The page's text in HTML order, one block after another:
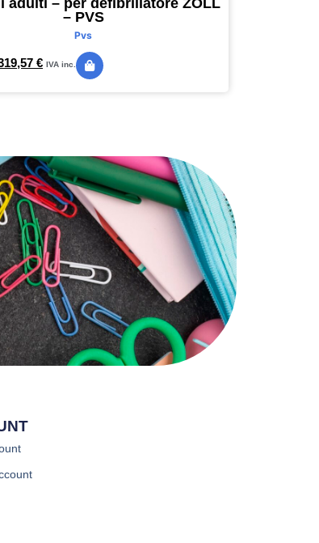
adulti – per defibrillatore ZOLL
– PVS
Pvs
€ IVA inc.